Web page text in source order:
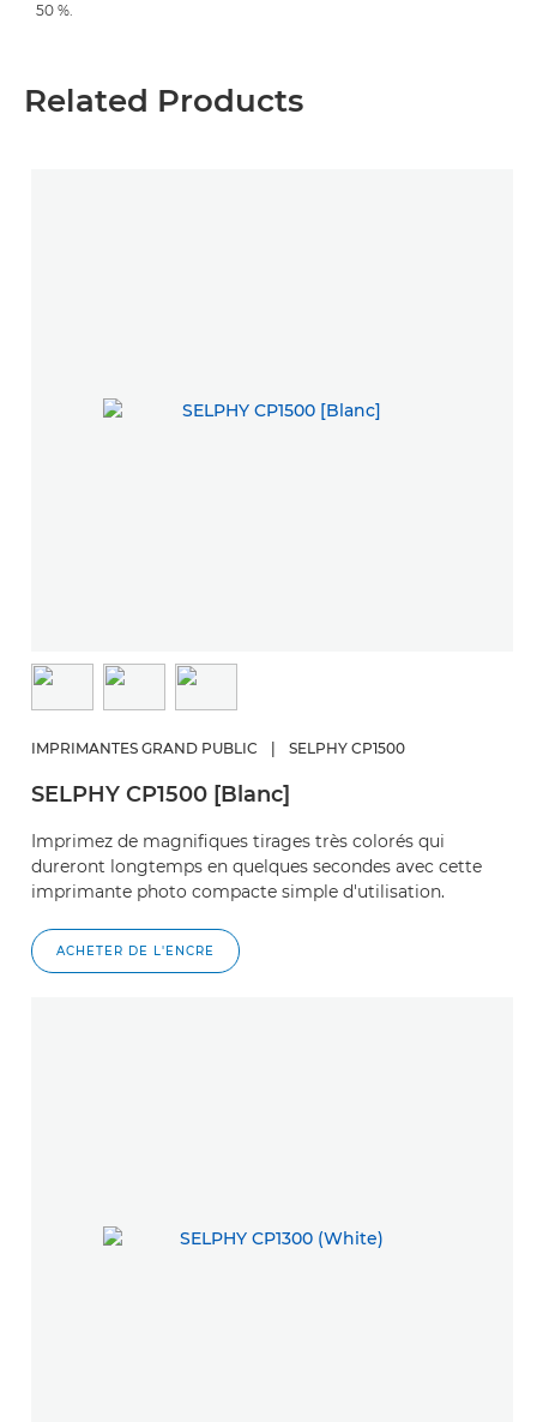
50 %.
Related Products
IMPRIMANTES GRAND PUBLIC SELPHY CP1500
SELPHY CP1500 [Blanc]
Imprimez de magnifiques tirages très colorés qui
dureront longtemps en quelques secondes avec cette
imprimante photo compacte simple d'utilisation.
ACHETER DE L'ENCRE